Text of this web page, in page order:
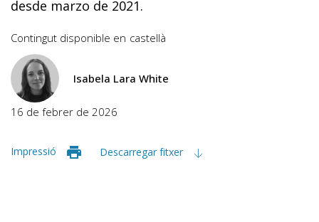
desde marzo de 2021.
Contingut disponible en castellà
Isabela Lara White
16 de febrer de 2026
Impressió Descarregar fitxer